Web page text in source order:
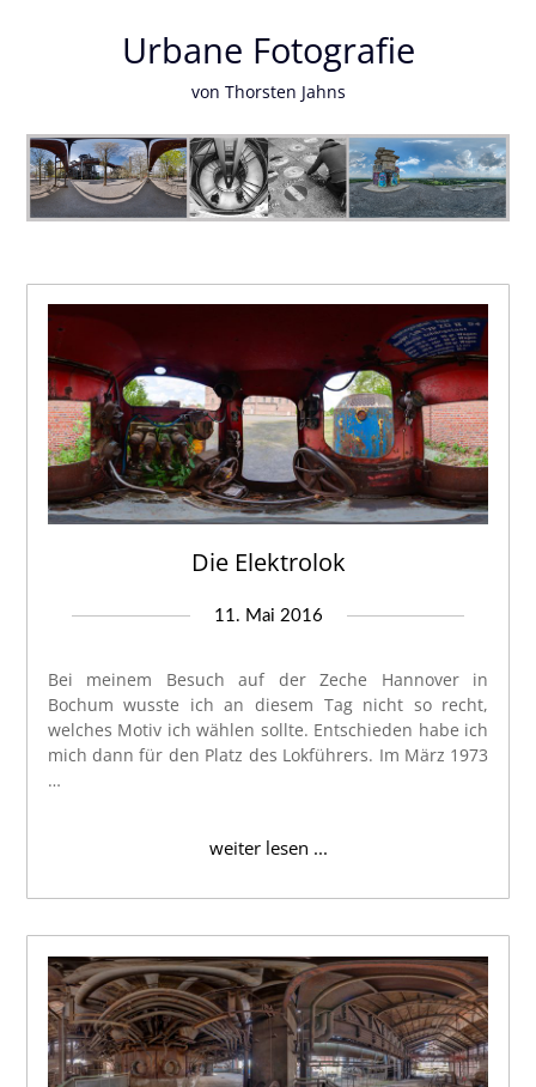
Urbane Fotografie
von Thorsten Jahns
Die Elektrolok
11. Mai 2016
Bei meinem Besuch auf der Zeche Hannover in
Bochum wusste ich an diesem Tag nicht so recht,
welches Motiv ich wählen sollte. Entschieden habe ich
mich dann für den Platz des Lokführers. Im März 1973
…
weiter lesen ...